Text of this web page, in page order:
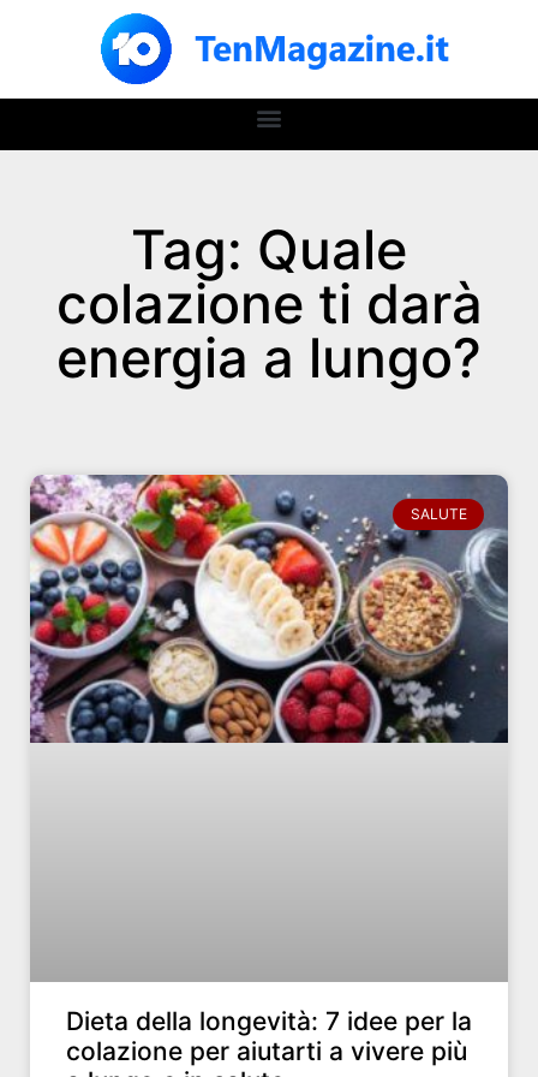
Tag: Quale
colazione ti darà
energia a lungo?
SALUTE
Dieta della longevità: 7 idee per la
colazione per aiutarti a vivere più